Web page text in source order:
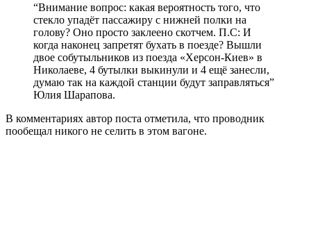
“Внимание вопрос: какая вероятность того, что
стекло упадёт пассажиру с нижней полки на
голову? Оно просто заклеено скотчем. П.С: И
когда наконец запретят бухать в поезде? Вышли
двое собутыльников из поезда «Херсон-Киев» в
Николаеве, 4 бутылки выкинули и 4 ещё занесли,
думаю так на каждой станции будут заправляться”
Юлия Шарапова.
В комментариях автор поста отметила, что проводник
пообещал никого не селить в этом вагоне.